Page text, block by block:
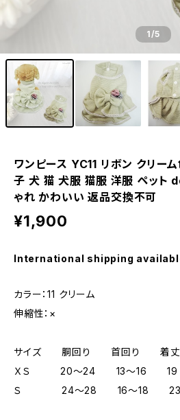
1/5
ワンピース YC11 リボン クリー
子 犬 猫 犬服 猫服 洋服 ペット
ゃれ かわいい 返品交換不可
¥1,900
International shipping
カラー：11 クリーム
伸縮性：×
サイズ 胴回り 首回り 着丈
ＸＳ 20～24 13～16 19
Ｓ 24～28 16～18 23